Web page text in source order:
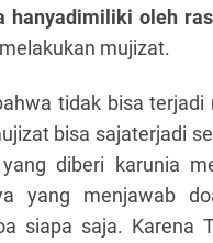
hanyadimiliki oleh
mujizat.
tidak bisa terjadi
bisa sajaterjadi
diberi karunia
yang menjawab
siapa saja. Karena